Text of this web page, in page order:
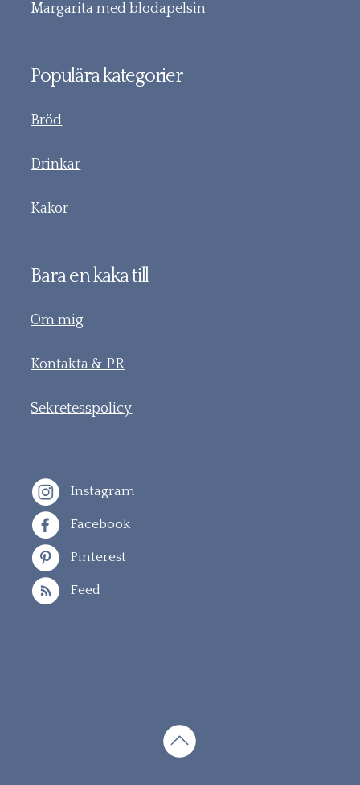
Margarita med blodapelsin
Populära kategorier
Bröd
Drinkar
Kakor
Bara en kaka till
Om mig
Kontakta & PR
Sekretesspolicy
Instagram
Facebook
Pinterest
Feed